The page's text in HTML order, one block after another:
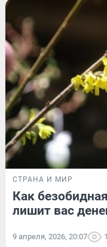
СТРАНА И МИР
Как
лишит вас
9 апреля, 2026, 20:07